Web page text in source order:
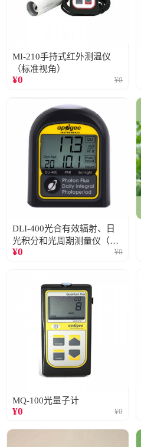
MI-210手持式红外测温仪
（标准视角）
¥0 ¥0
DLI-400光合有效辐射、日
光积分和光周期测量仪（仅
阳光）
¥0 ¥0
MQ-100光量子计
¥0 ¥0